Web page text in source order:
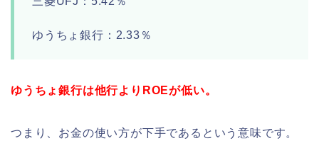
ゆうちょ銀行：2.33％
ゆうちょ銀行は他行よりROEが低い。
つまり、お金の使い方が下手であるという意味です。